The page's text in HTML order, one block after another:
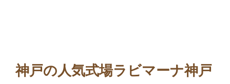
神戸の人気式場ラビマーナ神戸